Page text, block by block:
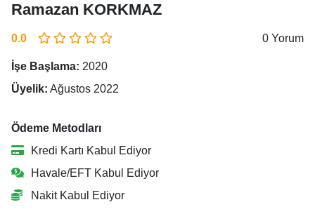
Ramazan KORKMAZ
0.0 0 Yorum
İşe Başlama: 2020
Üyelik: Ağustos 2022
Ödeme Metodları
Kredi Kartı Kabul Ediyor
Havale/EFT Kabul Ediyor
Nakit Kabul Ediyor